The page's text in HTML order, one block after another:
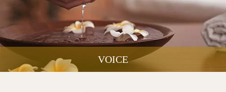
VOICE